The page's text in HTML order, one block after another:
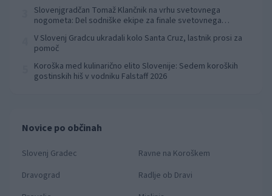
Slovenjgradčan Tomaž Klančnik na vrhu svetovnega
nogometa: Del sodniške ekipe za finale svetovnega
V Slovenj Gradcu ukradali kolo Santa Cruz, lastnik prosi za
pomoč
Koroška med kulinarično elito Slovenije: Sedem koroških
gostinskih hiš v vodniku Falstaff 2026
Novice po občinah
Slovenj Gradec
Ravne na Koroškem
Dravograd
Radlje ob Dravi